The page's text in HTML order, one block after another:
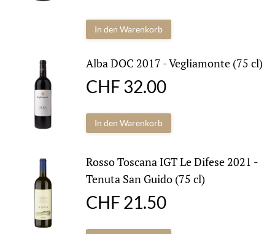
In den Warenkorb
Alba DOC 2017 - Vegliamonte (75 cl)
CHF 32.00
In den Warenkorb
Rosso Toscana IGT Le Difese 2021 -
Tenuta San Guido (75 cl)
CHF 21.50